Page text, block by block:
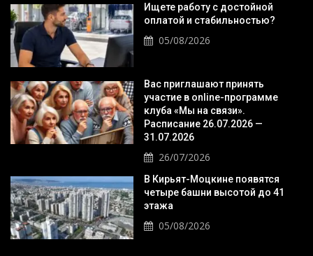
Ищете работу с достойной
оплатой и стабильностью?
05/08/2026
Вас приглашают принять
участие в online-программе
клуба «Мы на связи».
Расписание 26.07.2026 —
31.07.2026
26/07/2026
В Кирьят-Моцкине появятся
четыре башни высотой до 41
этажа
05/08/2026